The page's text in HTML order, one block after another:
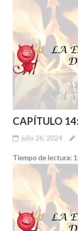
CAPÍTULO
julio 26, 2024
Tiempo de lectura: